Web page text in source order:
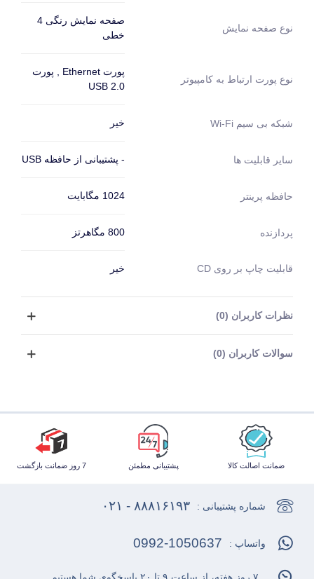
نوع صفحه نمایش
صفحه نمایش رنگی 4
خطی
نوع پورت ارتباط به کامپیوتر
پورت Ethernet , پورت
USB 2.0
شبکه بی سیم Wi-Fi خیر
سایر قابلیت ها - پشتیبانی از حافظه USB
حافظه پرینتر 1024 مگابایت
پردازنده 800 مگاهرتز
قابلیت چاپ بر روی CD خیر
نظرات کاربران (0)
سوالات کاربران (0)
ضمانت اصالت کالا پشتیبانی مطمئن 7 روز ضمانت بازگشت
شماره پشتیبانی : ۸۸۸۱۶۱۹۳ - ۰۲۱
واتساپ : 0992-1050637